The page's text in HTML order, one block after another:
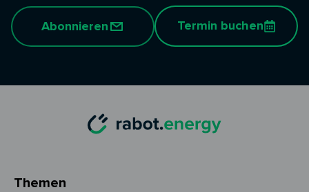
Abonnieren Termin buchen
Themen